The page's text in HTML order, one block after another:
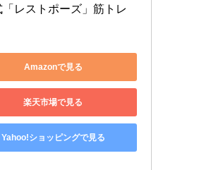
「レストポーズ」筋トレ
Amazonで見る
楽天市場で見る
Yahoo!ショッピングで見る